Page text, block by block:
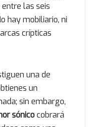
las seis
hay mobiliario, ni
crípticas
una de
un
sin embargo,
sónicocobrará